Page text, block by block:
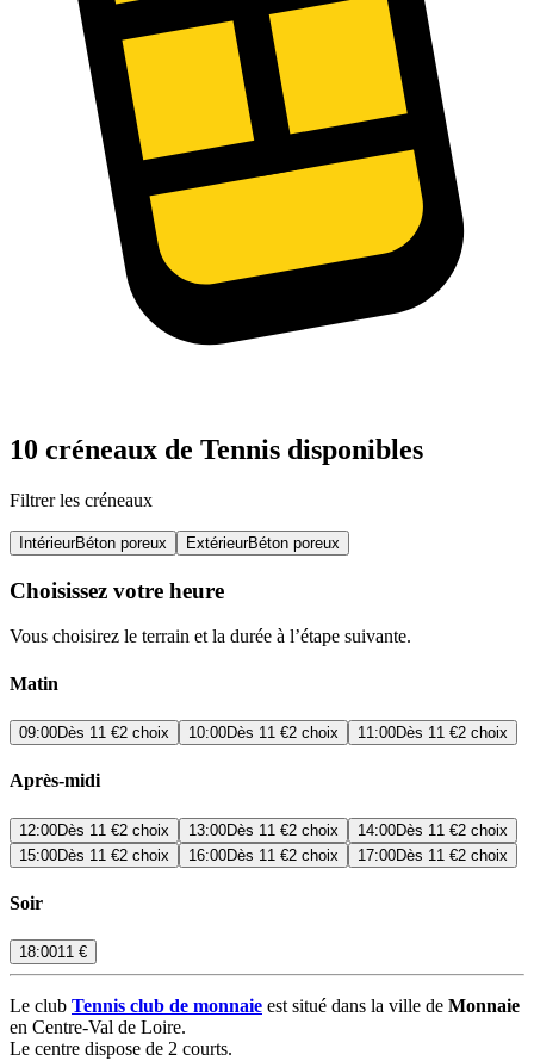
10 créneaux de Tennis disponibles
Filtrer les créneaux
IntérieurBéton poreux ExtérieurBéton poreux
Choisissez votre heure
Vous choisirez le terrain et la durée à l’étape suivante.
Matin
09:00Dès 11 €2 choix 10:00Dès 11 €2 choix 11:00Dès 11 €2 choix
Après-midi
12:00Dès 11 €2 choix 13:00Dès 11 €2 choix 14:00Dès 11 €2 choix
15:00Dès 11 €2 choix 16:00Dès 11 €2 choix 17:00Dès 11 €2 choix
Soir
18:0011 €
Le club Tennis club de monnaie est situé dans la ville de Monnaie
en Centre-Val de Loire.
Le centre dispose de 2 courts.